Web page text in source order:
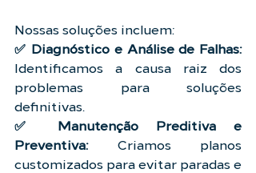
Nossas soluções incluem:
✅ Diagnóstico e Análise de Falhas:
Identificamos a causa raiz dos
problemas para soluções
definitivas.
✅ Manutenção Preditiva e
Preventiva: Criamos planos
customizados para evitar paradas e